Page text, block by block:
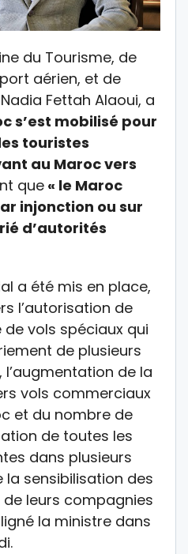
du Tourisme, de
aérien, et de
Fettah Alaoui, a
s’est mobilisé pour
touristes
au Maroc vers
que « le Maroc
injonction ou sur
d’autorités
a été mis en place,
l’autorisation de
de vols spéciaux qui
de plusieurs
de la
vols commerciaux
et du nombre de
de toutes les
dans plusieurs
sensibilisation des
leurs compagnies
la ministre dans